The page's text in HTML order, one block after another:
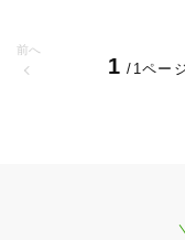
前へ
1 /1ペー